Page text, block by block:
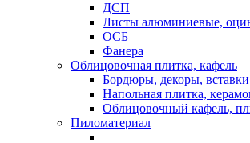
ДСП
Листы алюминиевые,
ОСБ
Фанера
Облицовочная плитка, кафель
Бордюры, декоры, вставки
Напольная плитка,
Облицовочный кафель,
Пиломатериал